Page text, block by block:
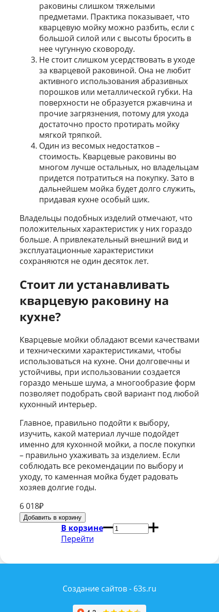
раковины слишком тяжелыми
предметами. Практика показывает, что
кварцевую мойку можно разбить, если с
большой силой или с высоты бросить в
нее чугунную сковороду.
Не стоит слишком усердствовать в уходе
за кварцевой раковиной. Она не любит
активного использования абразивных
порошков или металлической губки. На
поверхности не образуется ржавчина и
прочие загрязнения, потому для ухода
достаточно просто протирать мойку
мягкой тряпкой.
Один из весомых недостатков –
стоимость. Кварцевые раковины во
многом лучше остальных, но владельцам
придется потратиться на покупку. Зато в
дальнейшем мойка будет долго служить,
придавая кухне особый шик.
Владельцы подобных изделий отмечают, что
положительных характеристик у них гораздо
больше. А привлекательный внешний вид и
эксплуатационные характеристики
сохраняются не один десяток лет.
Стоит ли устанавливать
кварцевую раковину на
кухне?
Кварцевые мойки обладают всеми качествами
и техническими характеристиками, чтобы
использоваться на кухне. Они долговечны и
устойчивы, при использовании создается
гораздо меньше шума, а многообразие форм
позволяет подобрать свой вариант под любой
кухонный интерьер.
Главное, правильно подойти к выбору,
изучить, какой материал лучше подойдет
именно для кухонной мойки, а после покупки
– правильно ухаживать за изделием. Если
соблюдать все рекомендации по выбору и
уходу, то каменная мойка будет радовать
хозяев долгие годы.
6 018₽
В корзине
Перейти
Создание сайтов - 63s.ru